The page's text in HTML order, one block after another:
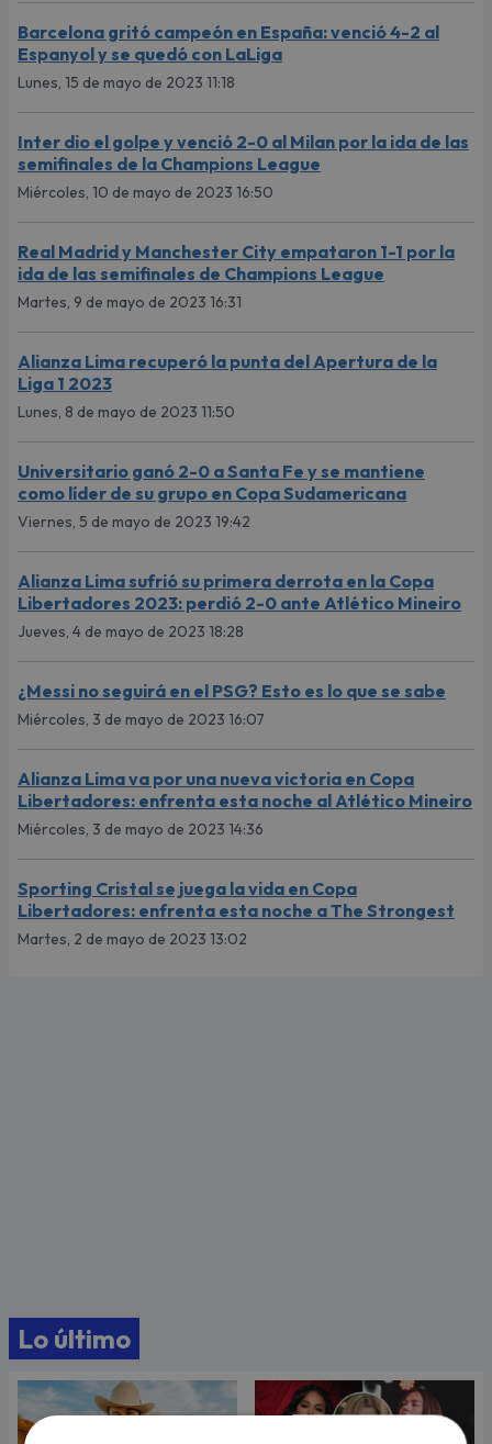
Barcelona gritó campeón en España: venció 4-2 al
Espanyol y se quedó con LaLiga
Lunes, 15 de mayo de 2023 11:18
Inter dio el golpe y venció 2-0 al Milan por la ida de las
semifinales de la Champions League
Miércoles, 10 de mayo de 2023 16:50
Real Madrid y Manchester City empataron 1-1 por la
ida de las semifinales de Champions League
Martes, 9 de mayo de 2023 16:31
Alianza Lima recuperó la punta del Apertura de la
Liga 1 2023
Lunes, 8 de mayo de 2023 11:50
Universitario ganó 2-0 a Santa Fe y se mantiene
como líder de su grupo en Copa Sudamericana
Viernes, 5 de mayo de 2023 19:42
Alianza Lima sufrió su primera derrota en la Copa
Libertadores 2023: perdió 2-0 ante Atlético Mineiro
Jueves, 4 de mayo de 2023 18:28
¿Messi no seguirá en el PSG? Esto es lo que se sabe
Miércoles, 3 de mayo de 2023 16:07
Alianza Lima va por una nueva victoria en Copa
Libertadores: enfrenta esta noche al Atlético Mineiro
Miércoles, 3 de mayo de 2023 14:36
Sporting Cristal se juega la vida en Copa
Libertadores: enfrenta esta noche a The Strongest
Martes, 2 de mayo de 2023 13:02
Lo último